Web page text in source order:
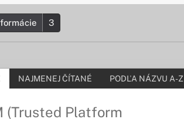
3
NAJMENEJ ČÍTANÉ PODĽA NÁZVU A-Z
(Trusted Platform